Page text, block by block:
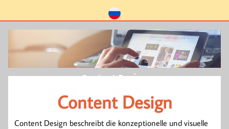
Content Design
Content Design
Content Design beschreibt die konzeptionelle und visuelle